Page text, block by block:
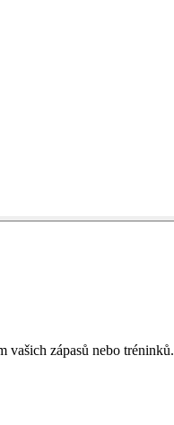
vašich zápasů nebo tréninků.